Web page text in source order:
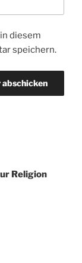
diesem
speichern.
Religion